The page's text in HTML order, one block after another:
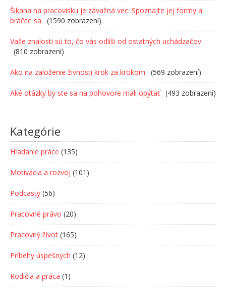
Šikana na pracovisku je závažná vec: Spoznajte jej formy a
bráňte sa
(1590 zobrazení)
Vaše znalosti sú to, čo vás odlíši od ostatných uchádzačov
(810 zobrazení)
Ako na založenie živnosti krok za krokom (569 zobrazení)
Aké otázky by ste sa na pohovore mali opýtať (493 zobrazení)
Kategórie
Hľadanie práce (135)
Motivácia a rozvoj (101)
Podcasty (56)
Pracovné právo (20)
Pracovný život (165)
Príbehy úspešných (12)
Rodičia a práca (1)